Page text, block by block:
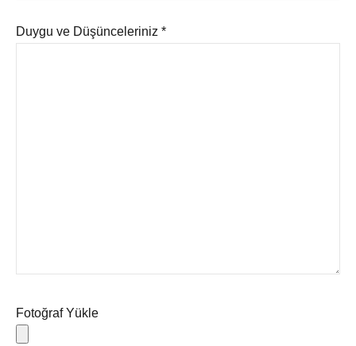
Duygu ve Düşünceleriniz *
Fotoğraf Yükle